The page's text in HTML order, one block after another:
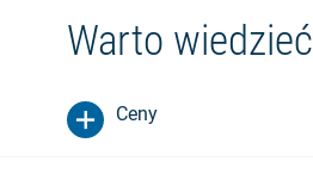
Warto wiedzieć
Ceny